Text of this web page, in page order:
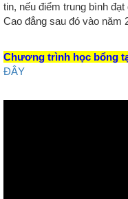
tin, nếu điểm trung bình
Cao đẳng sau đó vào năm
Chương trình học bổng
ĐÂY